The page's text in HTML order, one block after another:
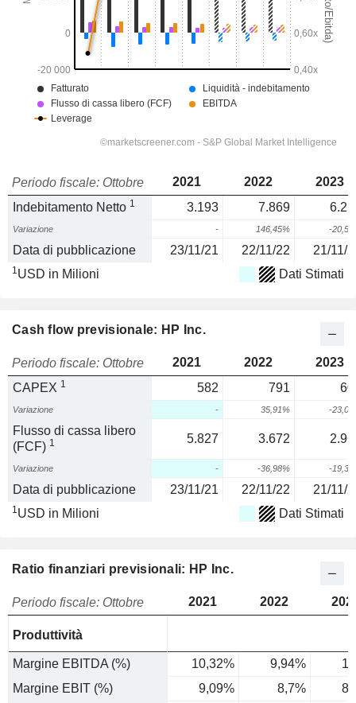
Periodo fiscale: Ottobre 2021 2022
2023
Indebitamento Netto 1 3.193 7.869
Variazione - 146,45% -
Data di pubblicazione 23/11/21 22/11/22 21/11/
1USD in Milioni Dati Stimati
Cash flow previsionale: HP Inc.
Periodo fiscale: Ottobre 2021 2022
2023
CAPEX 1 582 791
Variazione - 35,91% -
Flusso di cassa libero
(FCF) 1 5.827 3.672
Variazione - -36,98% -
Data di pubblicazione 23/11/21 22/11/22 21/11/
1USD in Milioni Dati Stimati
Ratio finanziari previsionali: HP Inc.
Periodo fiscale: Ottobre 2021 2022
Produttività
Margine EBITDA (%) 10,32% 9,94%
Margine EBIT (%)
9,09% 8,7%